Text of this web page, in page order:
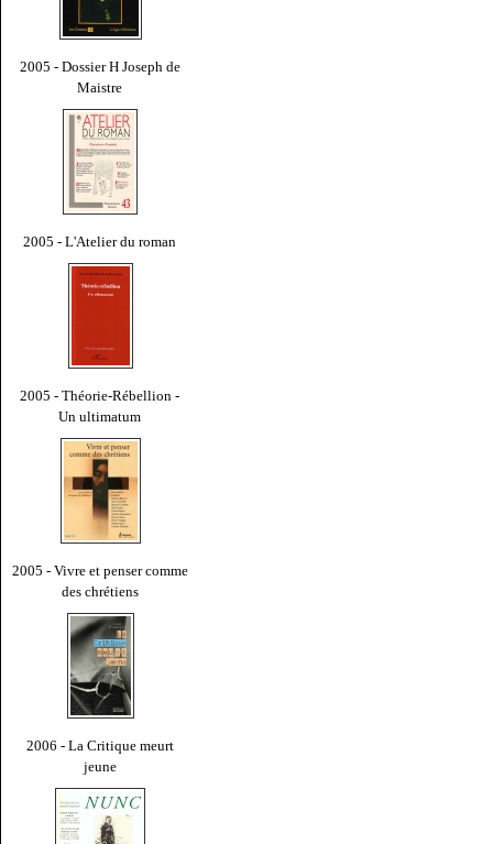
2005 - Dossier H Joseph de
Maistre
2005 - L'Atelier du roman
2005 - Théorie-Rébellion -
Un ultimatum
2005 - Vivre et penser comme
des chrétiens
2006 - La Critique meurt
jeune